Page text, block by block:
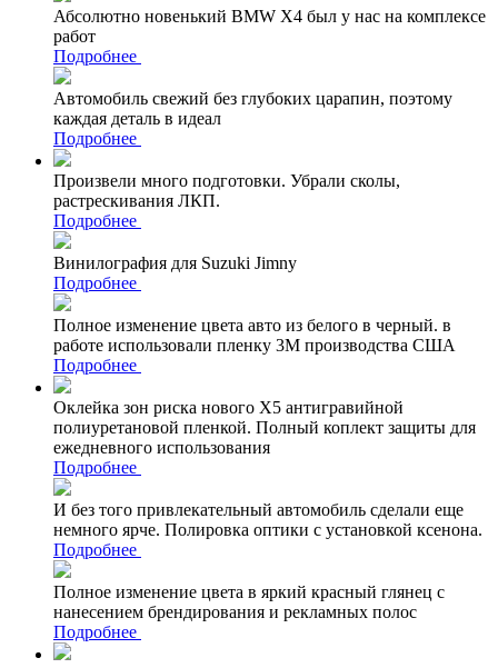
Абсолютно новенький BMW X4 был у нас на комплексе
работ
Подробнее
Автомобиль свежий без глубоких царапин, поэтому
каждая деталь в идеал
Подробнее
Произвели много подготовки. Убрали сколы,
растрескивания ЛКП.
Подробнее
Винилография для Suzuki Jimny
Подробнее
Полное изменение цвета авто из белого в черный. в
работе использовали пленку 3М производства США
Подробнее
Оклейка зон риска нового Х5 антигравийной
полиуретановой пленкой. Полный коплект защиты для
ежедневного использования
Подробнее
И без того привлекательный автомобиль сделали еще
немного ярче. Полировка оптики с установкой ксенона.
Подробнее
Полное изменение цвета в яркий красный глянец с
нанесением брендирования и рекламных полос
Подробнее